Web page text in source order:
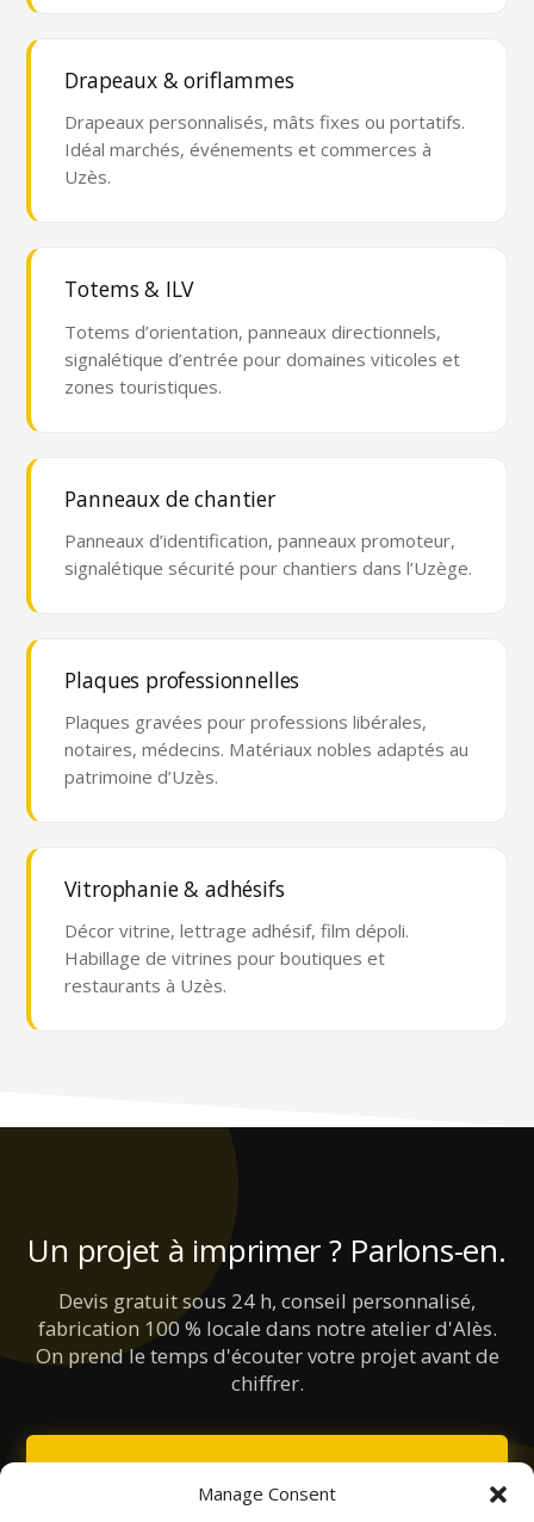
Manage Consent
Drapeaux & oriflammes
Drapeaux personnalisés, mâts fixes ou portatifs.
Idéal marchés, événements et commerces à
Uzès.
Totems & ILV
Totems d’orientation, panneaux directionnels,
signalétique d’entrée pour domaines viticoles et
zones touristiques.
Panneaux de chantier
Panneaux d’identification, panneaux promoteur,
signalétique sécurité pour chantiers dans l’Uzège.
Plaques professionnelles
Plaques gravées pour professions libérales,
notaires, médecins. Matériaux nobles adaptés au
patrimoine d’Uzès.
Vitrophanie & adhésifs
Décor vitrine, lettrage adhésif, film dépoli.
Habillage de vitrines pour boutiques et
restaurants à Uzès.
Un projet à imprimer ? Parlons-en.
Devis gratuit sous 24 h, conseil personnalisé,
fabrication 100 % locale dans notre atelier d'Alès.
On prend le temps d'écouter votre projet avant de
chiffrer.
DEMANDEZ VOTRE DEVIS